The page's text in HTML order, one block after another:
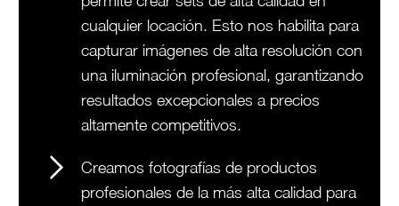
cualquier locación. Esto nos habilita para
capturar imágenes de alta resolución con
una iluminación profesional, garantizando
resultados excepcionales a precios
altamente competitivos.
Creamos fotografías de productos
profesionales de la más alta calidad para